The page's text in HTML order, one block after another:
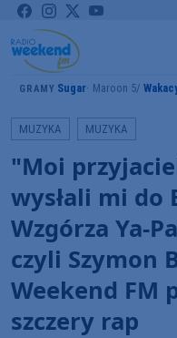
GRAMY Sugar Maroon 5
MUZYKA MUZYKA
"Moi
wysłali mi do
Wzgórza Ya-
czyli Szymon
Weekend FM
szczery rap